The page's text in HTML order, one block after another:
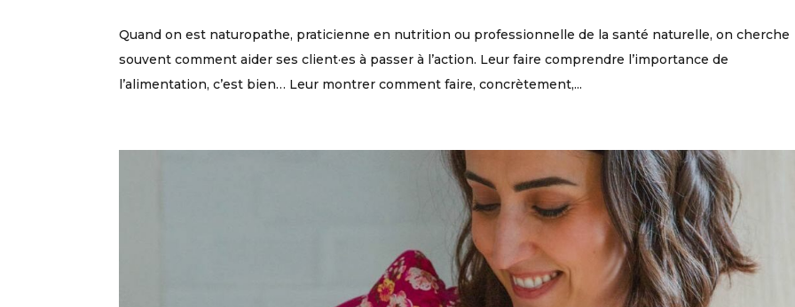
Quand on est naturopathe, praticienne en nutrition ou professionnelle de la santé naturelle, on cherche
souvent comment aider ses client·es à passer à l’action. Leur faire comprendre l’importance de
l’alimentation, c’est bien… Leur montrer comment faire, concrètement,...